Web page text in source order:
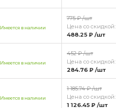
Имеется в наличии
775 ₽ /шт
Цена со скидкой:
488.25 ₽ /шт
Имеется в наличии
452 ₽ /шт
Цена со скидкой:
284.76 ₽ /шт
Имеется в наличии
1 185.74 ₽ /шт
Цена со скидкой:
1 126.45 ₽ /шт